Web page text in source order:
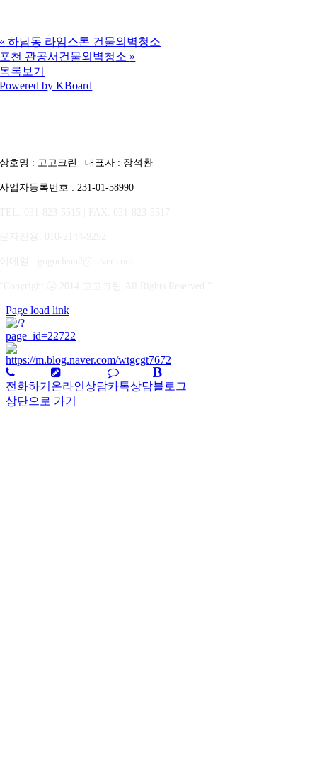
« 하남동 라임스톤 건물외벽청소
포천 관공서건물외벽청소 »
목록보기
Powered by KBoard
상호명 : 고고크린 | 대표자 : 장석환
사업자등록번호 : 231-01-58990
Page load link
전화하기 온라인상담카톡상담블로그
상단으로 가기